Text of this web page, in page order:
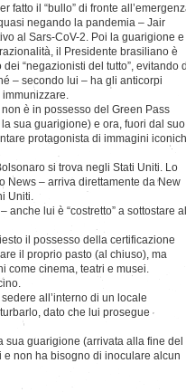
fatto il “bullo” di fronte
negando la pandemia – Jair
al Sars-CoV-2. Poi la guarigione e
il Presidente brasiliano è
“negazionisti del tutto”, evitando
– secondo lui – ha gli anticorpi
è in possesso del Green Pass
sua guarigione) e ora, fuori dal suo
protagonista di immagini
si trova negli Stati Uniti. Lo
News – arriva direttamente da New
Uniti.
lui è “costretto” a sottostare
il possesso della certificazione
il proprio pasto (al chiuso), ma
come cinema, teatri e musei.
all’interno di un locale
dato che lui prosegue
guarigione (arrivata alla fine del
non ha bisogno di inoculare alcun